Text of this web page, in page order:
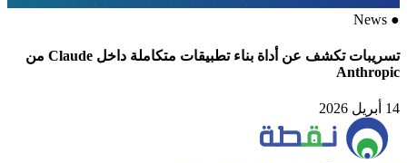
●
News
تسريبات تكشف عن أداة بناء تطبيقات متكاملة داخل Claude من
Anthropic
14 أبريل 2026